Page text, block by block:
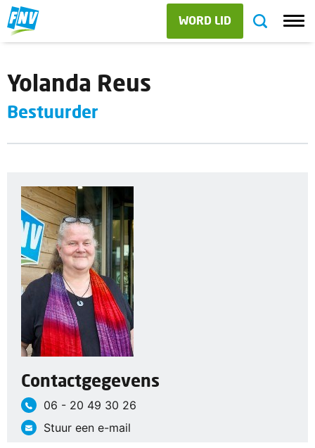
WORD LID
Yolanda Reus
Bestuurder
Contactgegevens
06 - 20 49 30 26
Stuur een e-mail